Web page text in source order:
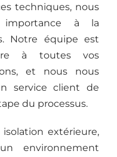
techniques, nous
importance à la
Notre équipe est
à toutes vos
et nous nous
service client de
du processus.
extérieure,
environnement